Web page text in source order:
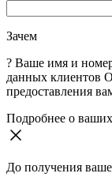
Зачем
? Ваше имя и номер
данных клиентов
предоставления
Подробнее о
До получения